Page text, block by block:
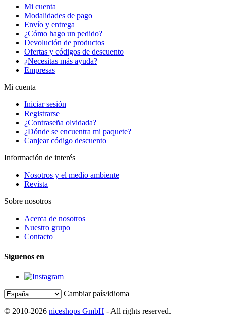
Mi cuenta
Modalidades de pago
Envío y entrega
¿Cómo hago un pedido?
Devolución de productos
Ofertas y códigos de descuento
¿Necesitas más ayuda?
Empresas
Mi cuenta
Iniciar sesión
Registrarse
¿Contraseña olvidada?
¿Dónde se encuentra mi paquete?
Canjear código descuento
Información de interés
Nosotros y el medio ambiente
Revista
Sobre nosotros
Acerca de nosotros
Nuestro grupo
Contacto
Síguenos en
Cambiar país/idioma
© 2010-2026 niceshops GmbH - All rights reserved.